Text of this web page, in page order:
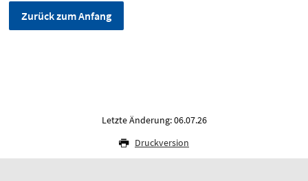
Zurück zum Anfang
Letzte Änderung: 06.07.26
Druckversion